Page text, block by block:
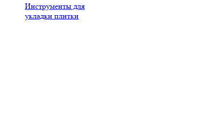
Инструменты для
укладки плитки